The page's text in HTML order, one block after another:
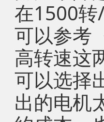
在1500
可以参考
高转速这
可以选择
出的电机